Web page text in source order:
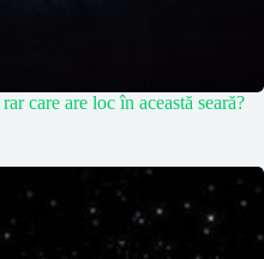
care are loc în această seară?